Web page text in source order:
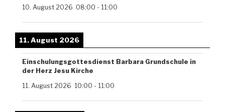
10. August 2026 08:00 - 11:00
11. August 2026
Einschulungsgottesdienst Barbara Grundschule in
der Herz Jesu Kirche
11. August 2026 10:00 - 11:00